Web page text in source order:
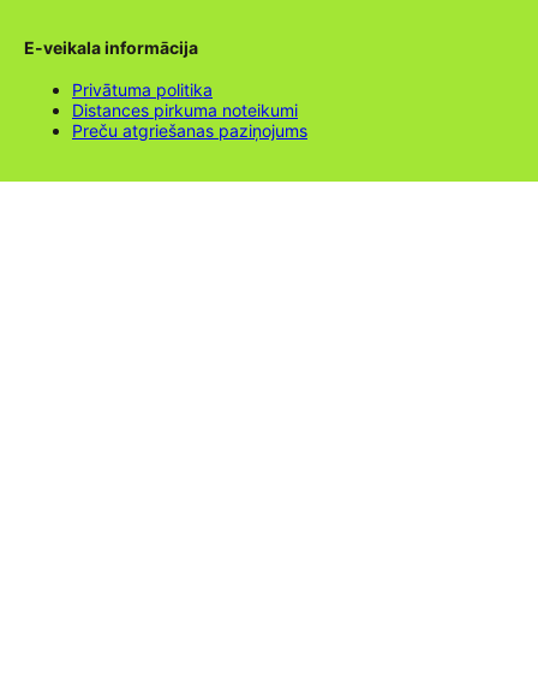
E-veikala informācija
Privātuma politika
Distances pirkuma noteikumi
Preču atgriešanas paziņojums